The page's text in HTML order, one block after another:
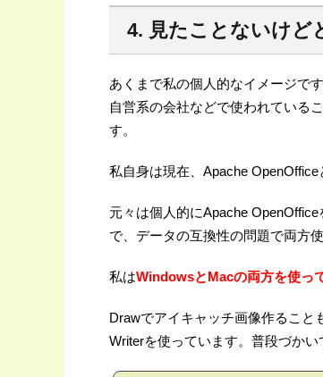
4. 見たことないけど
あくまで私の個人的なイメージで
自営系の会社などで使われている
す。
私自身は現在、Apache OpenOffice
元々は個人的にApache
で、データの互換性の問題で両方
私はWindowsとMacの両方を使っ
Drawでアイキャッチ画像作ること
Writerを使っています。普段づか